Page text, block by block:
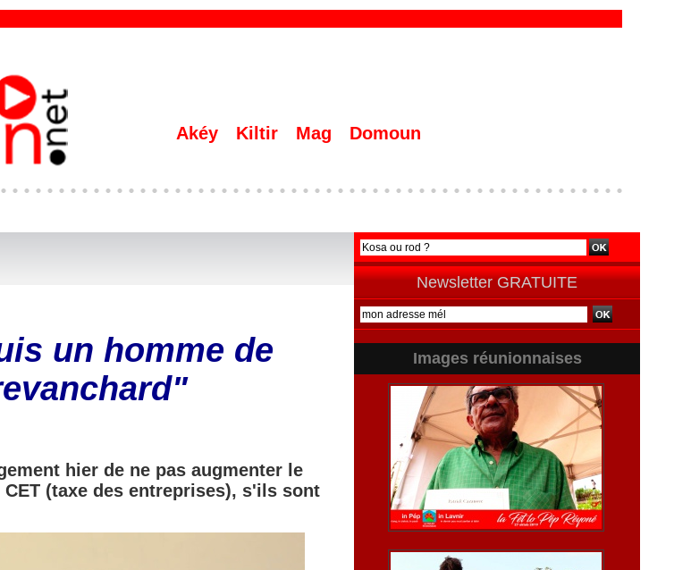
Akéy Kiltir Mag Domoun
un homme de
hier de ne pas augmenter le
(taxe des entreprises), s'ils sont
Newsletter GRATUITE
Images réunionnaises